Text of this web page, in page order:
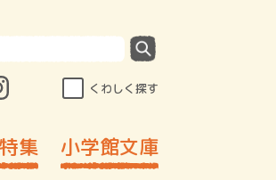
くわしく探す
特集 小学館文庫